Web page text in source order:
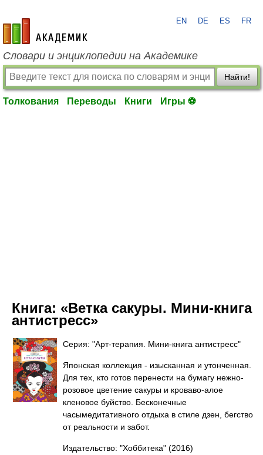
academic.ru
EN DE ES FR
Словари и энциклопедии на Академике
Найти!
Толкования Переводы Книги Игры ⚽
Книга: «Ветка сакуры. Мини-книга
антистресс»
Серия: "Арт-терапия. Мини-книга антистресс"
Японская коллекция - изысканная и утонченная.
Для тех, кто готов перенести на бумагу нежно-
розовое цветение сакуры и кроваво-алое
кленовое буйство. Бесконечные
часымедитативного отдыха в стиле дзен, бегство
от реальности и забот.
Издательство: "Хоббитека" (2016)